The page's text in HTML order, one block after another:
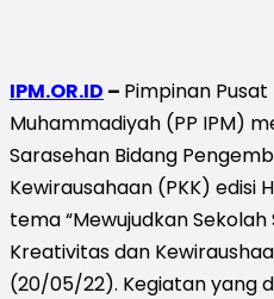
IPM.OR.ID – Pimpinan
Muhammadiyah (PP IPM)
Sarasehan Bidang
Kewirausahaan (PKK) edisi
tema “Mewujudkan
Kreativitas dan
(20/05/22). Kegiatan yang